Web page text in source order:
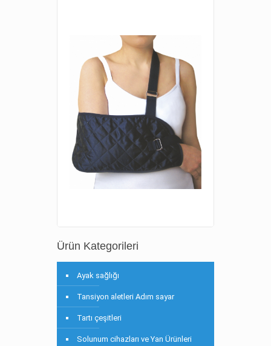
Ürün Kategorileri
Ayak sağlığı
Tansiyon aletleri Adım sayar
Tartı çeşitleri
Solunum cihazları ve Yan Ürünleri